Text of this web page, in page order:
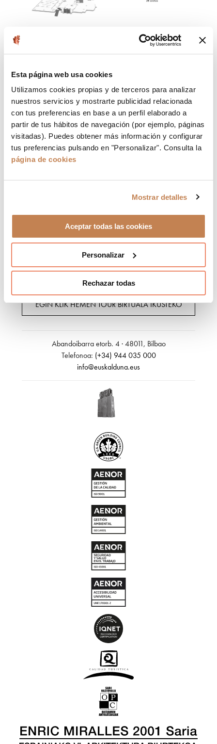
Esta página web usa cookies
Utilizamos cookies propias y de terceros para analizar
nuestros servicios y mostrarte publicidad relacionada
con tus preferencias en base a un perfil elaborado a
partir de tus hábitos de navegación (por ejemplo, páginas
visitadas). Puedes obtener más información y configurar
tus preferencias pulsando en "Personalizar". Consulta la
página de cookies
Mostrar detalles
Aceptar todas las cookies
Personalizar
Rechazar todas
Oinaldea eta sekzioa
Konfigurazioa
Antzokia 45
Planoa deskargatu
Eskola 30
Planoa deskargatu
BISITA BIRTUALA
EGIN KLIK HEMEN TOUR BIRTUALA IKUSTEKO
Abandoibarra etorb. 4 · 48011, Bilbao
Telefonoa: (+34) 944 035 000
info@euskalduna.eus